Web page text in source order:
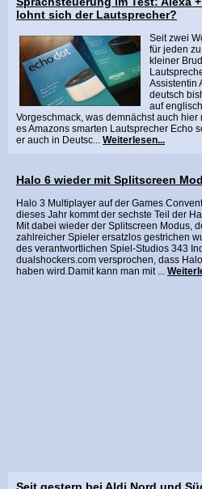
lohnt sich der Lautsprecher?
Seit zwei
für jeden
kleiner
Assistentin
deutsch
auf
Vorgeschmack, was demnächst auch
es Amazons smarten Lautsprecher Echo
er auch in Deutsc... Weiterlesen...
Halo 6 wieder mit Splitscreen
Halo 3 Multiplayer auf der Games
dieses Jahr kommt der sechste Teil der
Mit dabei wieder der Splitscreen Modus,
zahlreicher Spieler ersatzlos gestrichen
des verantwortlichen Spiel-Studios 343
dualshockers.com versprochen, dass
haben wird.Damit kann man mit ...